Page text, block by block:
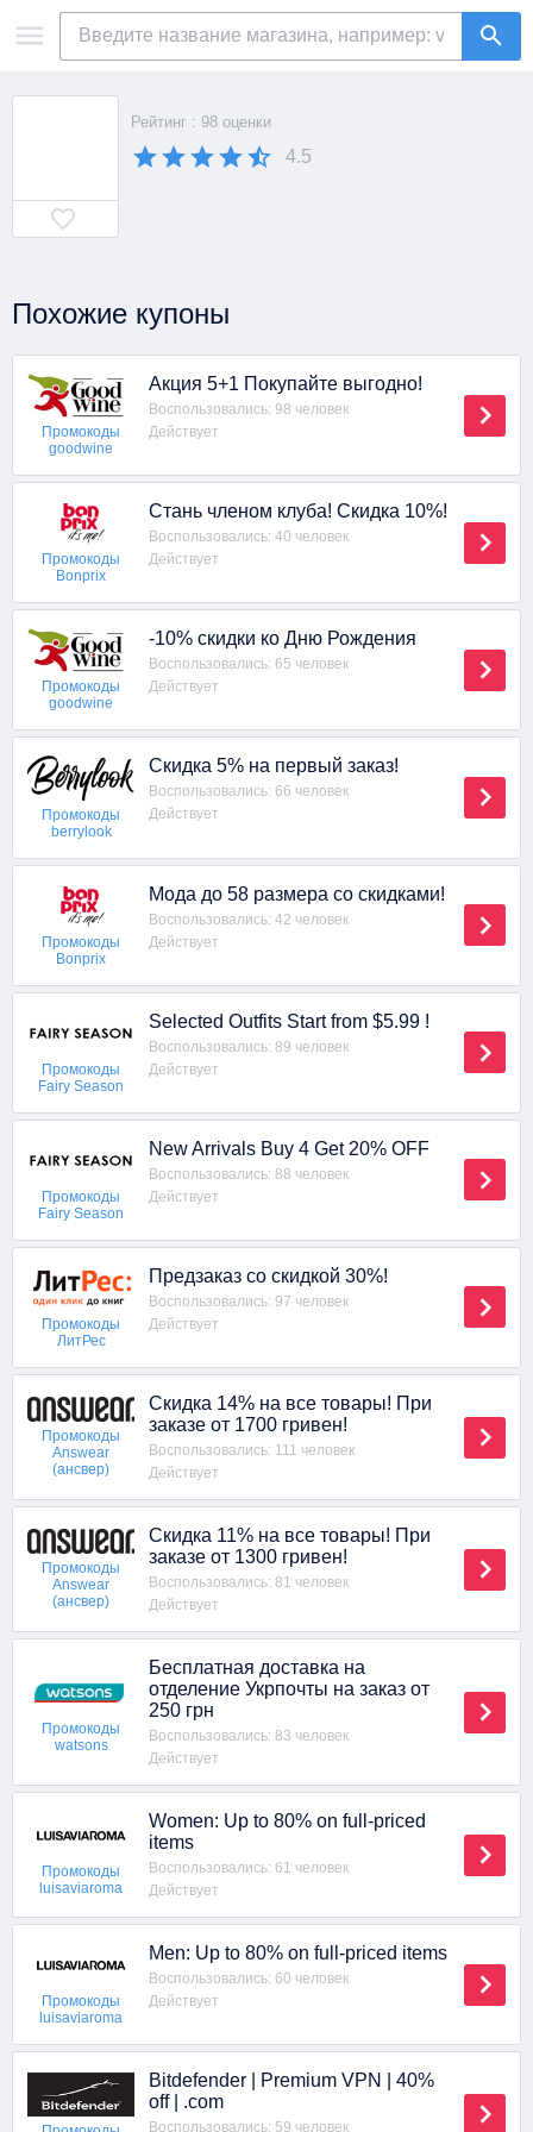
Рейтинг : 98 оценки
4.5
Похожие купоны
Промокоды
goodwine
Акция 5+1 Покупайте выгодно!
Воспользовались: 98 человек
Действует
Промокоды
Bonprix
Стань членом клуба! Скидка 10%!
Воспользовались: 40 человек
Действует
Промокоды
goodwine
-10% скидки ко Дню Рождения
Воспользовались: 65 человек
Действует
Промокоды
berrylook
Скидка 5% на первый заказ!
Воспользовались: 66 человек
Действует
Промокоды
Bonprix
Мода до 58 размера со скидками!
Воспользовались: 42 человек
Действует
Промокоды
Fairy Season
Selected Outfits Start from $5.99 !
Воспользовались: 89 человек
Действует
Промокоды
Fairy Season
New Arrivals Buy 4 Get 20% OFF
Воспользовались: 88 человек
Действует
Промокоды
ЛитРес
Предзаказ со скидкой 30%!
Воспользовались: 97 человек
Действует
Промокоды
Answear
(ансвер)
Скидка 14% на все товары! При
заказе от 1700 гривен!
Воспользовались: 111 человек
Действует
Промокоды
Answear
(ансвер)
Скидка 11% на все товары! При
заказе от 1300 гривен!
Воспользовались: 81 человек
Действует
Промокоды
watsons
Бесплатная доставка на
отделение Укрпочты на заказ от
250 грн
Воспользовались: 83 человек
Действует
Промокоды
luisaviaroma
Women: Up to 80% on full-priced
items
Воспользовались: 61 человек
Действует
Промокоды
luisaviaroma
Men: Up to 80% on full-priced items
Воспользовались: 60 человек
Действует
Bitdefender | Premium VPN | 40%
off | .com
Воспользовались: 59 человек